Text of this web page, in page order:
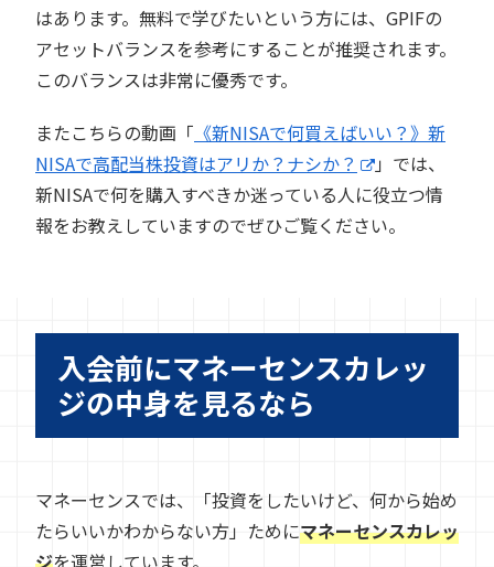
はあります。無料で学びたいという方には、GPIFの
アセットバランスを参考にすることが推奨されます。
このバランスは非常に優秀です。
またこちらの動画「 《新NISAで何買えばいい？》新
NISAで高配当株投資はアリか？ナシか？
」では、
新NISAで何を購入すべきか迷っている人に役立つ情
報をお教えしていますのでぜひご覧ください。
入会前にマネーセンスカレッ
ジの中身を見るなら
マネーセンスでは、「投資をしたいけど、何から始め
たらいいかわからない方」ためにマネーセンスカレッ
ジを運営しています。